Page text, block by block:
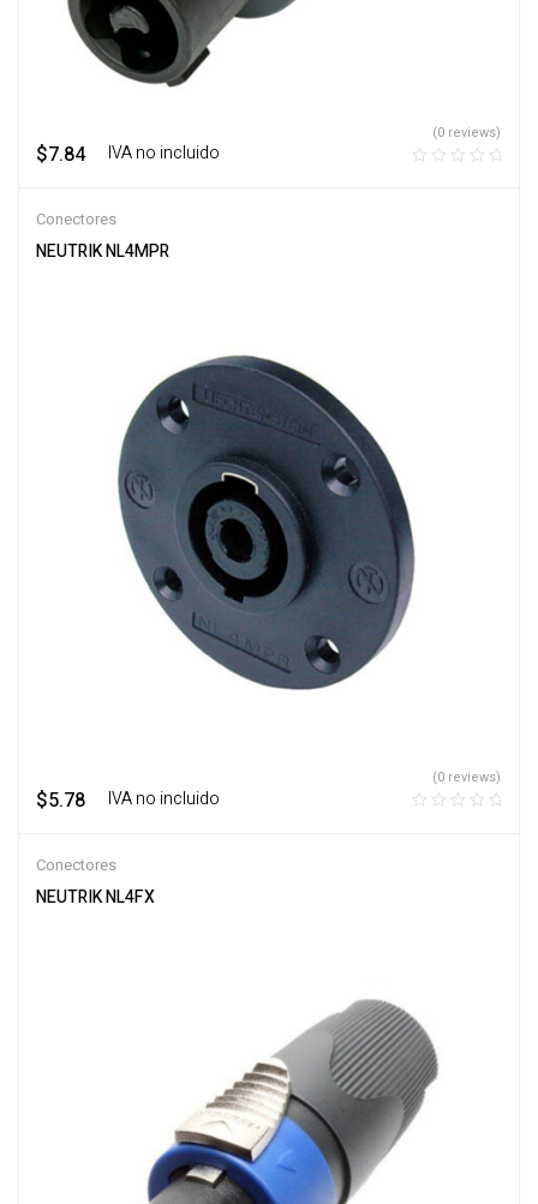
$7.84 ‎ ‎ ‎ IVA no incluido
(0 reviews)
Conectores
NEUTRIK NL4MPR
$5.78 ‎ ‎ ‎ IVA no incluido
(0 reviews)
Conectores
NEUTRIK NL4FX